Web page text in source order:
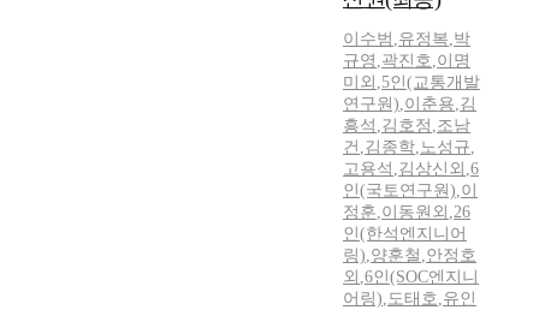
이수범 ,유정복,박
규영 ,곽진호,이명
미외 ,5인(교통개발
연구원),이춘용,김
흥석 ,김호정 ,조남
건 ,김종학,노성규,
고용석 ,김상신외 ,6
인(국토연구원),이
정훈,이동원외 ,26
인(한석엔지니어
링),양훈철 ,안정호
외 ,6인(SOC엔지니
어링),도태호,유인